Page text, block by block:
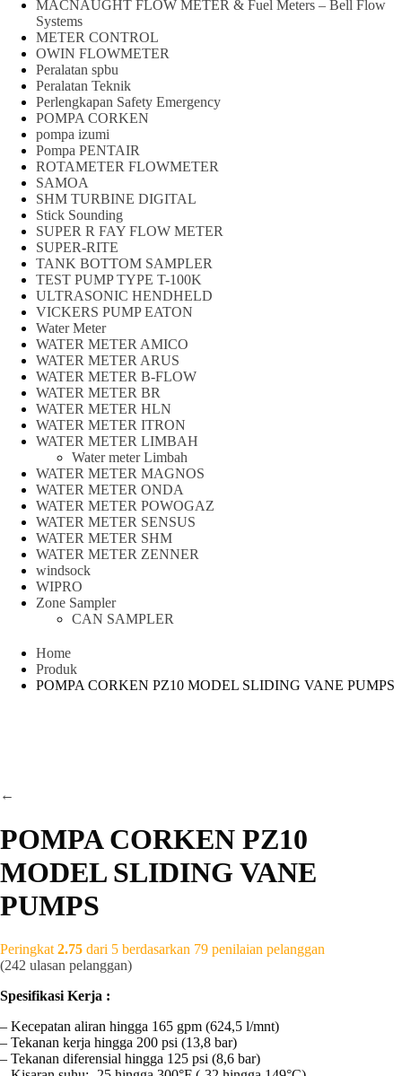
MACNAUGHT FLOW METER & Fuel Meters – Bell Flow
Systems
METER CONTROL
OWIN FLOWMETER
Peralatan spbu
Peralatan Teknik
Perlengkapan Safety Emergency
POMPA CORKEN
pompa izumi
Pompa PENTAIR
ROTAMETER FLOWMETER
SAMOA
SHM TURBINE DIGITAL
Stick Sounding
SUPER R FAY FLOW METER
SUPER-RITE
TANK BOTTOM SAMPLER
TEST PUMP TYPE T-100K
ULTRASONIC HENDHELD
VICKERS PUMP EATON
Water Meter
WATER METER AMICO
WATER METER ARUS
WATER METER B-FLOW
WATER METER BR
WATER METER HLN
WATER METER ITRON
WATER METER LIMBAH
Water meter Limbah
WATER METER MAGNOS
WATER METER ONDA
WATER METER POWOGAZ
WATER METER SENSUS
WATER METER SHM
WATER METER ZENNER
windsock
WIPRO
Zone Sampler
CAN SAMPLER
Home
Produk
POMPA CORKEN PZ10 MODEL SLIDING VANE PUMPS
←
POMPA CORKEN PZ10
MODEL SLIDING VANE
PUMPS
Peringkat 2.75 dari 5 berdasarkan 79 penilaian pelanggan
(242 ulasan pelanggan)
Spesifikasi Kerja :
– Kecepatan aliran hingga 165 gpm (624,5 l/mnt)
– Tekanan kerja hingga 200 psi (13,8 bar)
– Tekanan diferensial hingga 125 psi (8,6 bar)